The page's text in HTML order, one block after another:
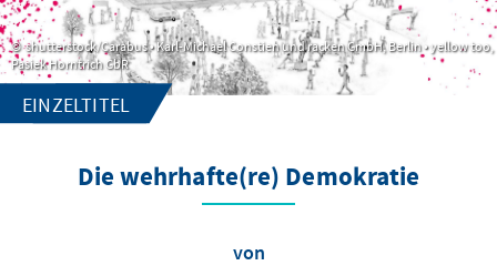
shutterstock/Carabus • Karl-Michael Constien und racken GmbH, Berlin • yellow too,
Pasiek Horntrich GbR
EINZELTITEL
Die wehrhafte(re) Demokratie
von